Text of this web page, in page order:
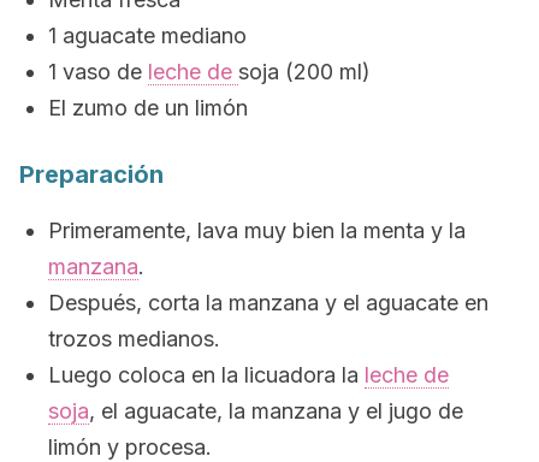
1 aguacate mediano
1 vaso de leche de soja (200 ml)
El zumo de un limón
Preparación
Primeramente, lava muy bien la menta y la
manzana.
Después, corta la manzana y el aguacate en
trozos medianos.
Luego coloca en la licuadora la leche de
soja, el aguacate, la manzana y el jugo de
limón y procesa.